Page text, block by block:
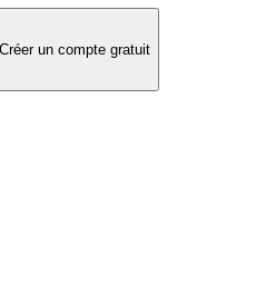
Créer un compte gratuit